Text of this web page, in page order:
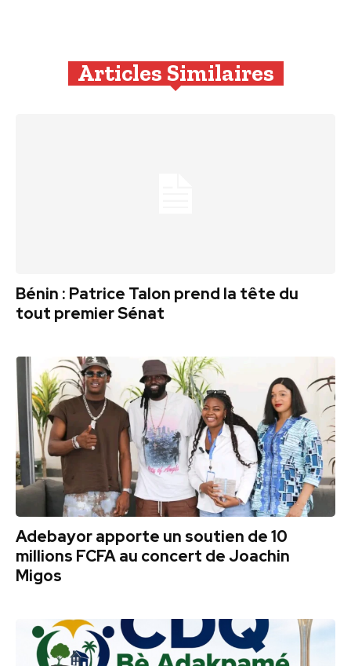
Articles Similaires
Bénin : Patrice Talon prend la tête du
tout premier Sénat
Adebayor apporte un soutien de 10
millions FCFA au concert de Joachin
Migos